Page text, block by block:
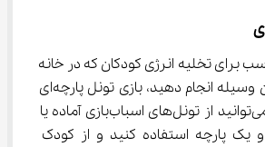
مناسب برای تخلیه انرژی کودکان که در خانه
می‌توانید با کمترین وسیله انجام دهید، بازی تونل پارچه‌ای
است. در این بازی می‌توانید از تونل‌های اسباب‌بازی آماده یا
پارچه استفاده کنید و از کودک